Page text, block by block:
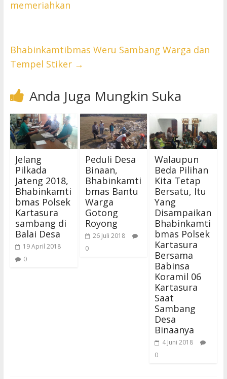
memeriahkan
Bhabinkamtibmas Weru Sambang Warga dan
Tempel Stiker →
Anda Juga Mungkin Suka
Jelang
Pilkada
Jateng 2018,
Bhabinkamti
bmas Polsek
Kartasura
sambang di
Balai Desa
19 April 2018
0
Peduli Desa
Binaan,
Bhabinkamti
bmas Bantu
Warga
Gotong
Royong
26 Juli 2018
0
Walaupun
Beda Pilihan
Kita Tetap
Bersatu, Itu
Yang
Disampaikan
Bhabinkamti
bmas Polsek
Kartasura
Bersama
Babinsa
Koramil 06
Kartasura
Saat
Sambang
Desa
Binaanya
4 Juni 2018
0